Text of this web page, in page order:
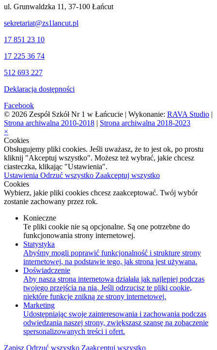
ul. Grunwaldzka 11, 37-100 Łańcut
sekretariat@zs1lancut.pl
17 851 23 10
17 225 36 74
512 693 227
Deklaracja dostępności
Facebook
© 2026 Zespół Szkół Nr 1 w Łańcucie | Wykonanie: RAVA Studio |
Strona archiwalna 2010-2018 | Strona archiwalna 2018-2023
×
Cookies
Obsługujemy pliki cookies. Jeśli uważasz, że to jest ok, po prostu
kliknij "Akceptuj wszystko". Możesz też wybrać, jakie chcesz
ciasteczka, klikając "Ustawienia".
Ustawienia Odrzuć wszystko Zaakceptuj wszystko
Cookies
Wybierz, jakie pliki cookies chcesz zaakceptować. Twój wybór
zostanie zachowany przez rok.
Konieczne
Te pliki cookie nie są opcjonalne. Są one potrzebne do
funkcjonowania strony internetowej.
Statystyka
Abyśmy mogli poprawić funkcjonalność i strukturę strony
internetowej, na podstawie tego, jak strona jest używana.
Doświadczenie
Aby nasza strona internetowa działała jak najlepiej podczas
twojego przejścia na nią. Jeśli odrzucisz te pliki cookie,
niektóre funkcje znikną ze strony internetowej.
Marketing
Udostępniając swoje zainteresowania i zachowania podczas
odwiedzania naszej strony, zwiększasz szansę na zobaczenie
spersonalizowanych treści i ofert.
Zapisz Odrzuć wszystko Zaakceptuj wszystko